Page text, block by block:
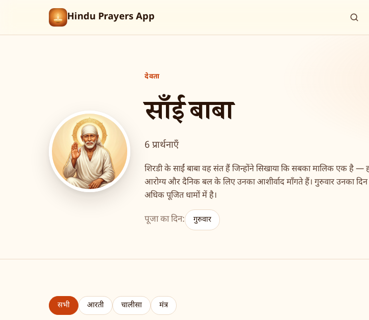
Hindu Prayers App
देवता
साँई बाबा
6 प्रार्थनाएँ
शिरडी के साईं बाबा वह संत हैं जिन्होंने सिखाया कि सबका मालिक एक है
आरोग्य और दैनिक बल के लिए उनका आशीर्वाद माँगते हैं। गुरुवार उनका
अधिक पूजित धामों में है।
पूजा का दिन: गुरुवार
सभी आरती चालीसा मंत्र